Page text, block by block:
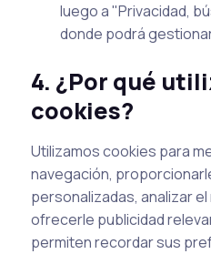
luego a "Privacidad,
donde podrá
4. ¿Por qué
cookies?
Utilizamos cookies para
navegación,
personalizadas, analizar
ofrecerle publicidad
permiten recordar sus